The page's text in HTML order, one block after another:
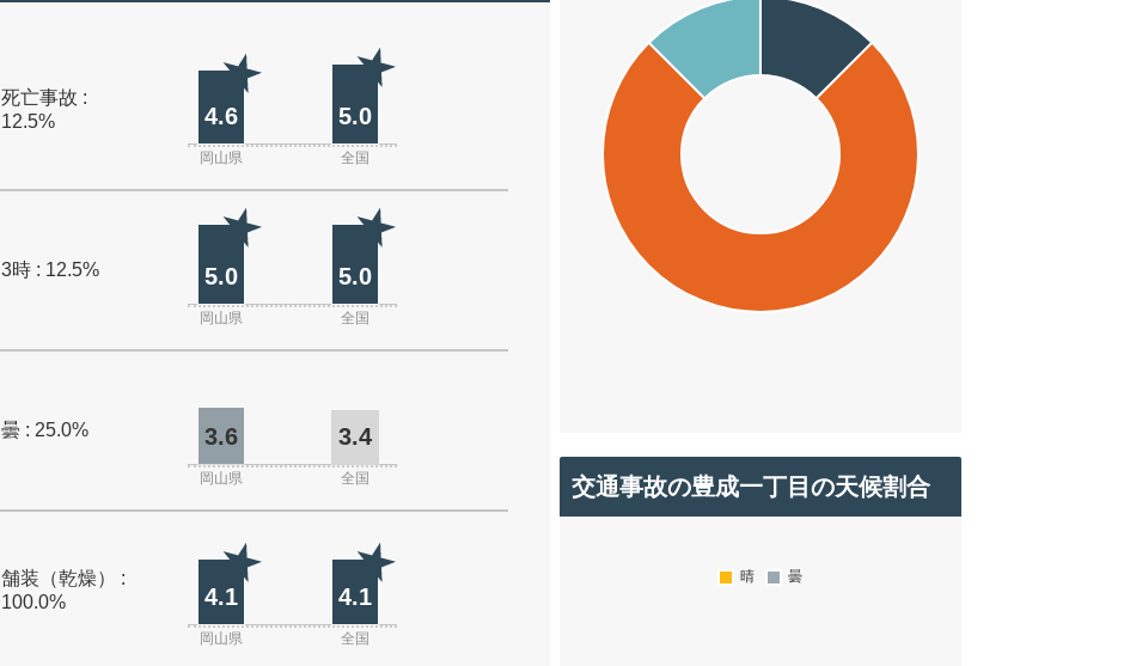
死亡事故 :
12.5%
4.6 5.0
岡山県 全国
3時 : 12.5% 5.0 5.0
岡山県 全国
曇 : 25.0% 3.6 3.4
岡山県 全国
舗装（乾燥） :
100.0%
4.1 4.1
岡山県 全国
交通事故の豊成一丁目の天候割合